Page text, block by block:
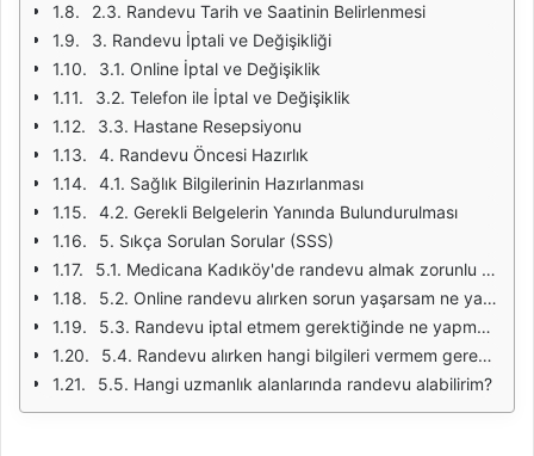
2.3. Randevu Tarih ve Saatinin Belirlenmesi
3. Randevu İptali ve Değişikliği
3.1. Online İptal ve Değişiklik
3.2. Telefon ile İptal ve Değişiklik
3.3. Hastane Resepsiyonu
4. Randevu Öncesi Hazırlık
4.1. Sağlık Bilgilerinin Hazırlanması
4.2. Gerekli Belgelerin Yanında Bulundurulması
5. Sıkça Sorulan Sorular (SSS)
5.1. Medicana Kadıköy'de randevu almak zorunlu mu?
5.2. Online randevu alırken sorun yaşarsam ne yapmalıyım?
5.3. Randevu iptal etmem gerektiğinde ne yapmalıyım?
5.4. Randevu alırken hangi bilgileri vermem gerekiyor?
5.5. Hangi uzmanlık alanlarında randevu alabilirim?